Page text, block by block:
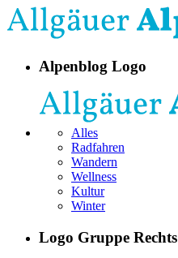
Alpenblog Logo
Alles
Radfahren
Wandern
Wellness
Kultur
Winter
Logo Gruppe Rechts